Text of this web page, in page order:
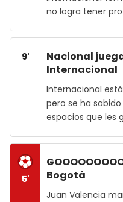
no logra tener
9'
Nacional
Internacional
Internacional
pero se ha
espacios que les
5'
Bogotá
Juan Valencia